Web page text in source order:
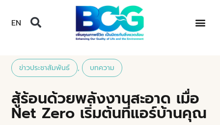
EN
ข่าวประชาสัมพันธ์ , บทความ
สู้ร้อนด้วยพลังงานสะอาด เมื่อ
Net Zero เริ่มต้นที่แอร์บ้านคุณ